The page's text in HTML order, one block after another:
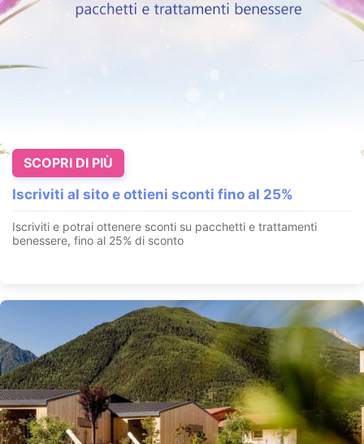
Iscriviti al sito e ottieni sconti fino al 25%
Iscriviti e potrai ottenere sconti su pacchetti e trattamenti
benessere, fino al 25% di sconto
SCOPRI DI PIÙ